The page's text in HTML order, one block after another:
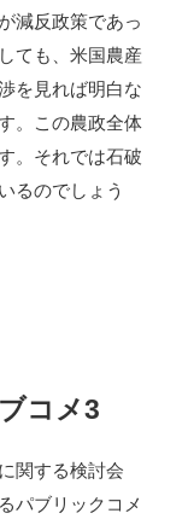
減反政策であっ
ても、米国農産
を見れば明白な
。この農政全体
。それでは石破
るのでしょう
コメ3
関する検討会
パブリックコメ